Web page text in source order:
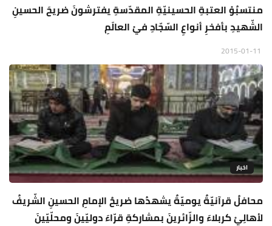
منتسبُوْ العتبةِ الحسينيّةِ المقدّسةِ يفترشونَ ضريحَ الحسينِ
الشّهيدِ بأفخرِ أنواعِ السّجّادِ فيْ العالَمِ
اخبار
محافلُ قرآنيّةٌ يوميّةٌ يشهدُها ضريحُ الإمامِ الحسينِ الشّريفُ
لأهالِيْ كربلاءَ والزّائرينَ بمشاركةِ قرّاءَ دوليّينَ ومحلّيّينَ